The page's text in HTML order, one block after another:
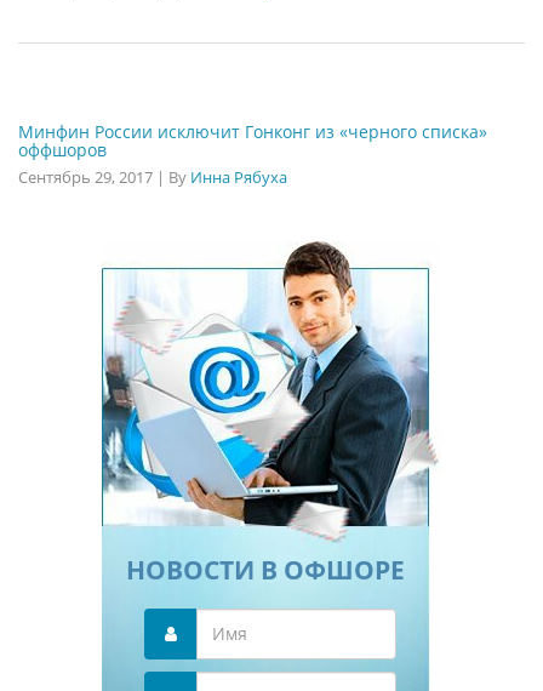
Минфин России исключит Гонконг из «черного списка»
оффшоров
Сентябрь 29, 2017 | By Инна Рябуха
НОВОСТИ В ОФШОРЕ